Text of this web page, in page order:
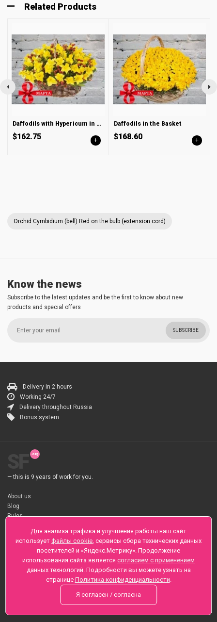
Related Products
Daffodils with Hypericum in a Basket
$162.75 +
Daffodils in the Basket
$168.60 +
Orchid Cymbidium (bell) Red on the bulb (extension cord)
Know the news
Subscribe to the latest updates and be the first to know about new
products and special offers
SUBSCRIBE
Delivery in 2 hours
Working 24/7
Delivery throughout Russia
Bonus system
— this is 9 years of work for you.
About us
Blog
Rules
About flower Delivery
Payment
Telegramm
Sankt-Peterburg, Zaozernaya 6
+7 (812) 425-01-16
Questions? Call 24 hours
Для анализа трафика и улучшения работы наш сайт
использует файлы cookie, сервисы сбора технических данных
посетителей и «Яндекс.Метрику». Продолжение
использования сайта является согласием с применением
данных технологий. Подробности вы можете узнать на
странице Политика конфиденциальности.
Я согласен / согласна